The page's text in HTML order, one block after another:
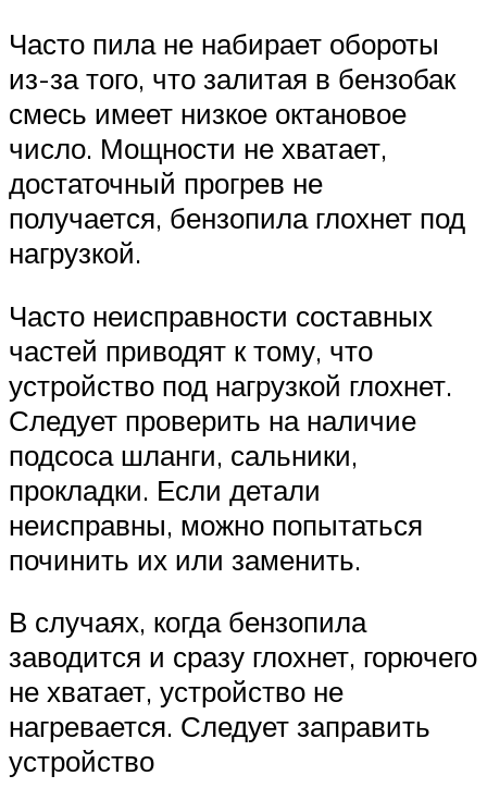
Часто пила не набирает обороты
из-за того, что залитая в бензобак
смесь имеет низкое октановое
число. Мощности не хватает,
достаточный прогрев не
получается, бензопила глохнет под
нагрузкой.
Часто неисправности составных
частей приводят к тому, что
устройство под нагрузкой глохнет.
Следует проверить на наличие
подсоса шланги, сальники,
прокладки. Если детали
неисправны, можно попытаться
починить их или заменить.
В случаях, когда бензопила
заводится и сразу глохнет, горючего
не хватает, устройство не
нагревается. Следует заправить
устройство